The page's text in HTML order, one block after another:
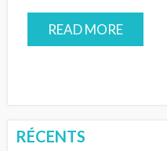
READ MORE
RÉCENTS